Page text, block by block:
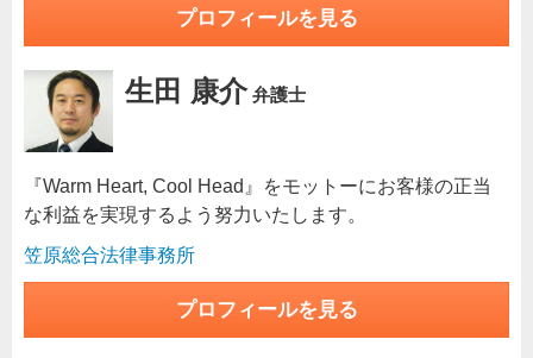
プロフィールを見る
生田 康介 弁護士
『Warm Heart, Cool Head』をモットーにお客様の正当
な利益を実現するよう努力いたします。
笠原総合法律事務所
プロフィールを見る